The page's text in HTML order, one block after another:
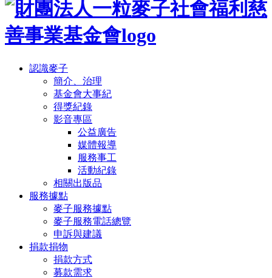
認識麥子
簡介、治理
基金會大事紀
得獎紀錄
影音專區
公益廣告
媒體報導
服務事工
活動紀錄
相關出版品
服務據點
麥子服務據點
麥子服務電話總覽
申訴與建議
捐款捐物
捐款方式
募款需求